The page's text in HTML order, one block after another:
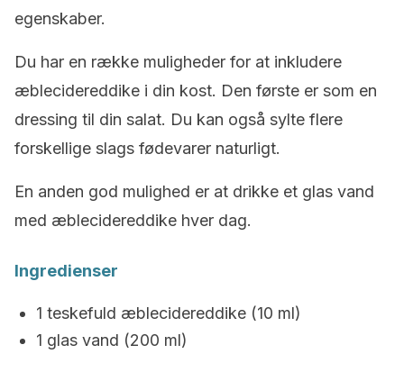
egenskaber.
Du har en række muligheder for at inkludere
æblecidereddike i din kost. Den første er som en
dressing til din salat. Du kan også sylte flere
forskellige slags fødevarer naturligt.
En anden god mulighed er at drikke et glas vand
med æblecidereddike hver dag.
Ingredienser
1 teskefuld æblecidereddike (10 ml)
1 glas vand (200 ml)